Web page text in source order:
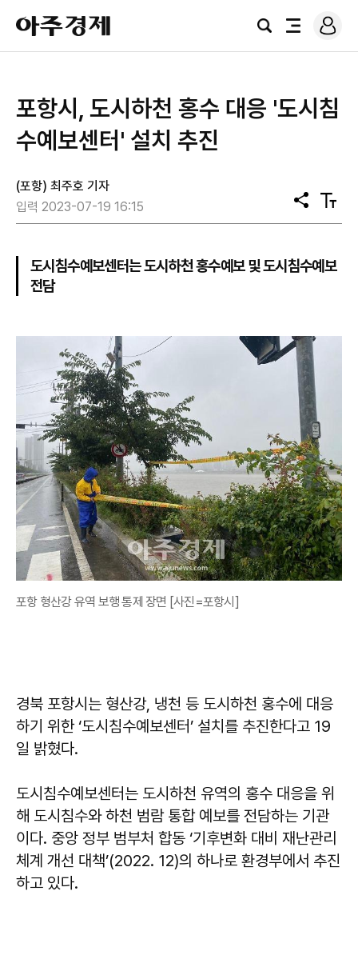
아
주
경
검
전
로
그
포항시, 도시하천 홍수 대응 '도시침
수예보센터' 설치 추진
(포항) 최주호 기자
입력 2023-07-19 16:15
공
유
텍
스
기
도시침수예보센터는 도시하천 홍수예보 및 도시침수예보
전담
포항 형산강 유역 보행 통제 장면 [사진=포항시]
경북 포항시는 형산강, 냉천 등 도시하천 홍수에 대응
하기 위한 ‘도시침수예보센터’ 설치를 추진한다고 19
일 밝혔다.
도시침수예보센터는 도시하천 유역의 홍수 대응을 위
해 도시침수와 하천 범람 통합 예보를 전담하는 기관
이다. 중앙 정부 범부처 합동 ‘기후변화 대비 재난관리
체계 개선 대책’(2022. 12)의 하나로 환경부에서 추진
하고 있다.